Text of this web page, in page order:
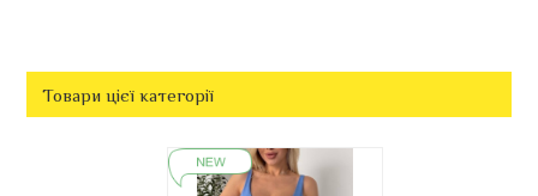
Товари цієї категорії